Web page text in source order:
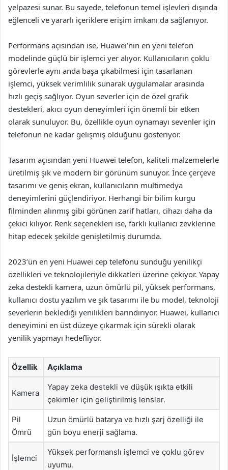
yelpazesi sunar. Bu sayede, telefonun temel işlevleri dışında
eğlenceli ve yararlı içeriklere erişim imkanı da sağlanıyor.
Performans açısından ise, Huawei’nin en yeni telefon
modelinde güçlü bir işlemci yer alıyor. Kullanıcıların çoklu
görevlerle aynı anda başa çıkabilmesi için tasarlanan
işlemci, yüksek verimlilik sunarak uygulamalar arasında
hızlı geçiş sağlıyor. Oyun severler için de özel grafik
destekleri, akıcı oyun deneyimleri için önemli bir etken
olarak sunuluyor. Bu, özellikle oyun oynamayı sevenler için
telefonun ne kadar gelişmiş olduğunu gösteriyor.
Tasarım açısından yeni Huawei telefon, kaliteli malzemelerle
üretilmiş şık ve modern bir görünüm sunuyor. İnce çerçeve
tasarımı ve geniş ekran, kullanıcıların multimedya
deneyimlerini güçlendiriyor. Herhangi bir bilim kurgu
filminden alınmış gibi görünen zarif hatları, cihazı daha da
çekici kılıyor. Renk seçenekleri ise, farklı kullanıcı zevklerine
hitap edecek şekilde genişletilmiş durumda.
2023’ün en yeni Huawei cep telefonu sunduğu yenilikçi
özellikleri ve teknolojileriyle dikkatleri üzerine çekiyor. Yapay
zeka destekli kamera, uzun ömürlü pil, yüksek performans,
kullanıcı dostu yazılım ve şık tasarımı ile bu model, teknoloji
severlerin beklediği yenilikleri barındırıyor. Huawei, kullanıcı
deneyimini en üst düzeye çıkarmak için sürekli olarak
yenilik yapmayı hedefliyor.
Özellik Açıklama
Kamera
Yapay zeka destekli ve düşük ışıkta etkili
çekimler için geliştirilmiş lensler.
Pil
Ömrü
Uzun ömürlü batarya ve hızlı şarj özelliği ile
gün boyu enerji sağlama.
İşlemci
Yüksek performanslı işlemci ve çoklu görev
uyumu.